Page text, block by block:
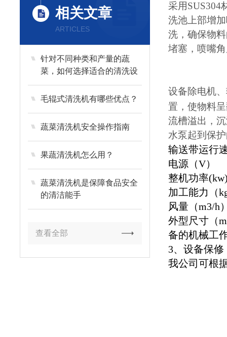
相关文章
ARTICLES
针对不同种类和产量的蔬
菜，如何选择适合的清洗设
备？
毛辊式清洗机有哪些优点？
蔬菜清洗机安全操作指南
果蔬清洗机怎么用？
蔬菜清洗机是保障食品安全
的清洁能手
查看全部
采用SUS304
洗池上部增
洗，确保物
堵塞，喷嘴
设备除电机
置，使物料
流槽溢出，
水泵起到保
输送带运行
电源（V）
整机功率
加工能力（
风量（m3/h
外型尺寸（
备的机械工
3、设备保修
我公司可根